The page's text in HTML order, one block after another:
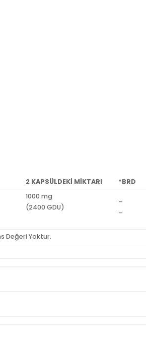
2 KAPSÜLDEKİ MİKTARI *BRD
1000 mg
(2400 GDU)
–
–
Değeri Yoktur.